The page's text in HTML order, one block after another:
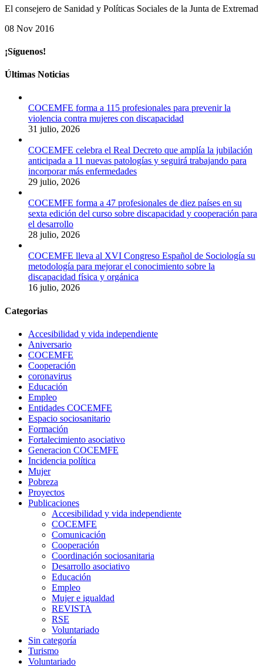
El consejero de Sanidad y Políticas Sociales de la Junta de
08 Nov 2016
CEMUDIS denuncia la desigualdad social y laboral de la mujer en
30 Sep 2021
Queda menos de un mes para marcar la ‘X Solidaria’ y ayudar a 7
13 Jun 2018
COCEMFE Castelló hace un llamamiento a la ciudadanía para
La plaza de Santa Clara acogerá el próximo jueves 16 de octubre
14 Oct 2014
Escolares se sensibilizan sobre la situación de las personas con
¡Síguenos!
Últimas Noticias
COCEMFE forma a 115 profesionales para prevenir la
violencia contra mujeres con discapacidad
31 julio, 2026
COCEMFE celebra el Real Decreto que amplía la jubilación
anticipada a 11 nuevas patologías y seguirá trabajando para
incorporar más enfermedades
29 julio, 2026
COCEMFE forma a 47 profesionales de diez países en su
sexta edición del curso sobre discapacidad y cooperación para
el desarrollo
28 julio, 2026
COCEMFE lleva al XVI Congreso Español de Sociología su
metodología para mejorar el conocimiento sobre la
discapacidad física y orgánica
16 julio, 2026
Categorias
Accesibilidad y vida independiente
Aniversario
COCEMFE
Cooperación
coronavirus
Educación
Empleo
Entidades COCEMFE
Espacio sociosanitario
Formación
Fortalecimiento asociativo
Generacion COCEMFE
Incidencia política
Mujer
Pobreza
Proyectos
Publicaciones
Accesibilidad y vida independiente
COCEMFE
Comunicación
Cooperación
Coordinación sociosanitaria
Desarrollo asociativo
Educación
Empleo
Mujer e igualdad
REVISTA
RSE
Voluntariado
Sin categoría
Turismo
Voluntariado